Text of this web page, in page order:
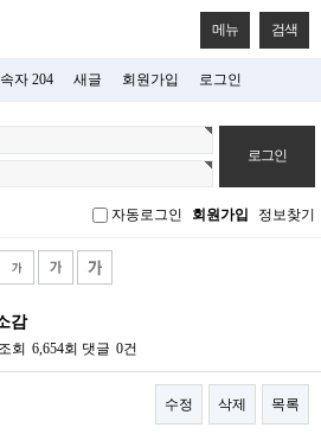
메뉴 검색
자 204 새글 회원가입 로그인
자동로그인 회원가입 정보찾기
감
조회 6,654회 댓글 0건
수정 삭제 목록